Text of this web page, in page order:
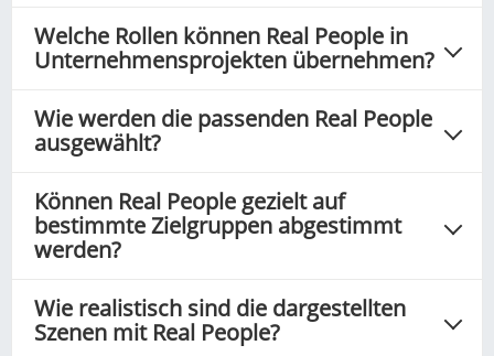
Welche Rollen können Real People in
Unternehmensprojekten übernehmen?
Wie werden die passenden Real People
ausgewählt?
Können Real People gezielt auf
bestimmte Zielgruppen abgestimmt
werden?
Wie realistisch sind die dargestellten
Szenen mit Real People?